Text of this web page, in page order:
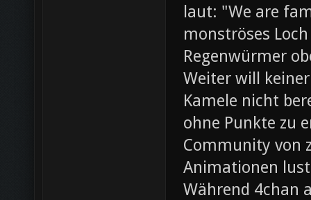
laut: "We are
monströses
Regenwürmer
Weiter will
Kamele nicht
ohne Punkte zu
Community von
Animationen
Während 4chan